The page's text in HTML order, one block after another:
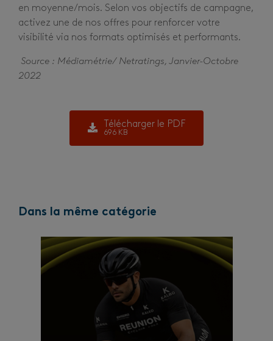
en moyenne/mois. Selon vos objectifs de campagne,
activez une de nos offres pour renforcer votre
visibilité via nos formats optimisés et performants.
Source : Médiamétrie/ Netratings, Janvier-Octobre
2022
Télécharger le PDF
696 KB
Dans la même catégorie